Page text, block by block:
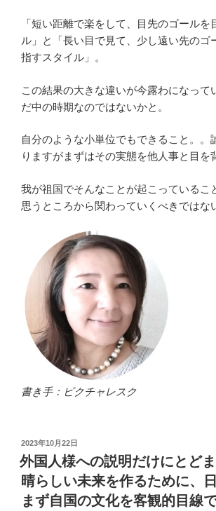
「短い距離で楽をして、目先のゴールを
ル」と「長い目で見て、少し遠い先のゴ
指すスタイル」。
この結果の大きな違いが今露わになって
だ中の時期なのではないかと。
自分のような小単位でもできること。。
りますがまずはその実態を他人事と目を
我が祖国でそんなことが起こっているこ
思うところから関わっていくべきではな
書き手：ピクチャレスク
投
稿
日:
2023年10月22日
外国人様への説明だけにとど
晴らしい未来を作るために、
まず自国の文化を客観的目線